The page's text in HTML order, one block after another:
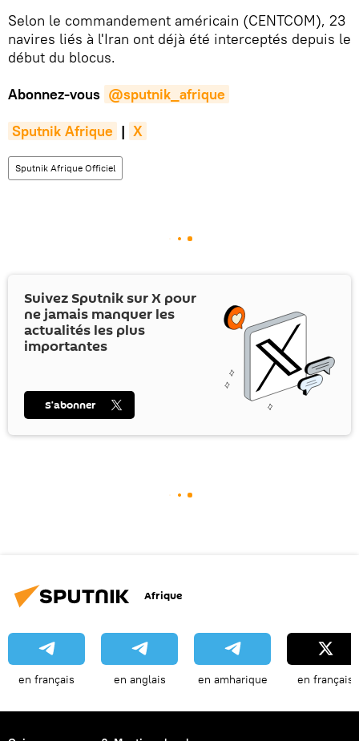
Selon le commandement américain (CENTCOM), 23
navires liés à l'Iran ont déjà été interceptés depuis le
début du blocus.
Abonnez-vous @sputnik_afrique
Sputnik Afrique | X
Sputnik Afrique Officiel
Suivez Sputnik surX pour
ne jamais manquer les
actualités les plus
importantes
S’abonner
Afrique
en français en anglais en amharique en français